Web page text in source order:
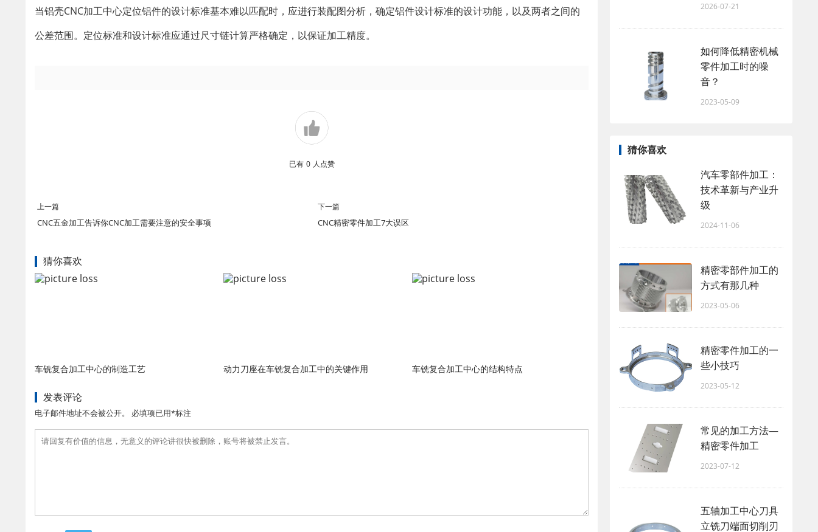
当铝壳CNC加工中心定位铝件的设计标准基本难以匹配时，应进行装配图分析，确定铝件设计标准的设计功能，以及两者之间的
公差范围。定位标准和设计标准应通过尺寸链计算严格确定，以保证加工精度。
已有 0 人点赞
上一篇
CNC五金加工告诉你CNC加工需要注意的安全事项
下一篇
CNC精密零件加工7大误区
猜你喜欢
车铣复合加工中心的制造工艺 动力刀座在车铣复合加工中的关键作用 车铣复合加工中心的结构特点
发表评论
电子邮件地址不会被公开。 必填项已用*标注
2026-07-21
如何降低精密机械
零件加工时的噪
音？
2023-05-09
猜你喜欢
汽车零部件加工：
技术革新与产业升
级
2024-11-06
精密零部件加工的
方式有那几种
2023-05-06
精密零件加工的一
些小技巧
2023-05-12
常见的加工方法—
精密零件加工
2023-07-12
五轴加工中心刀具
立铣刀端面切削刃